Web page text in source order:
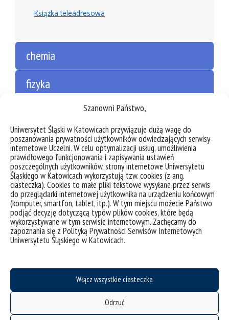
Szanowni Państwo,
Uniwersytet Śląski w Katowicach przywiązuje dużą wagę do
poszanowania prywatności użytkowników odwiedzających serwisy
internetowe Uczelni. W celu optymalizacji usług, umożliwienia
prawidłowego funkcjonowania i zapisywania ustawień
poszczególnych użytkowników, strony internetowe Uniwersytetu
Śląskiego w Katowicach wykorzystują tzw. cookies (z ang.
ciasteczka). Cookies to małe pliki tekstowe wysyłane przez serwis
do przeglądarki internetowej użytkownika na urządzeniu końcowym
(komputer, smartfon, tablet, itp.). W tym miejscu możecie Państwo
podjąć decyzję dotyczącą typów plików cookies, które będą
wykorzystywane w tym serwisie internetowym. Zachęcamy do
zapoznania się z Polityką Prywatności Serwisów Internetowych
Uniwersytetu Śląskiego w Katowicach.
Włącz wszystkie ciasteczka
Odrzuć
Książka teleadresowa
chemia
fizyka
fizyka medyczna
informatyka
informatyka stosowana
inżynieria biomedyczna
inżynieria materiałowa
mechatronika
mikro i nanotechnologia